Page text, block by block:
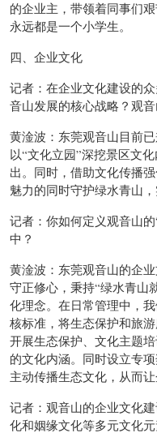
的企业主，带领着同事们
永远都是一个小学生。
四、企业文化
记者：在企业文化建设的
音山发展的核心战略？观
黄淦波：东莞观音山目前
以“文化立园”深挖景区文
出。同时，借助文化传播
魅力的同时守护绿水青山
记者：你如何定义观音山
中？
黄淦波：东莞观音山的企
守正修心，秉持“绿水青山
化理念。在日常管理中，
核标准，将生态保护和旅
开展生态保护、文化主题
的文化内涵。同时设立专
主动传播生态文化，从而
记者：观音山的企业文化
化和姻缘文化等多元文化